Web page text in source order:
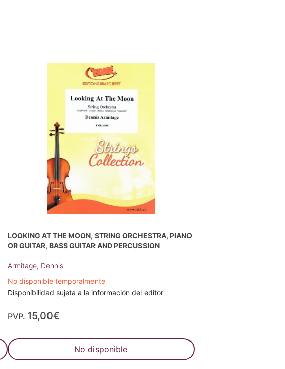
LOOKING AT THE MOON, STRING ORCHESTRA, PIANO
OR GUITAR, BASS GUITAR AND PERCUSSION
Armitage, Dennis
No disponible temporalmente
Disponibilidad sujeta a la información del editor
PVP. 15,00€
No disponible